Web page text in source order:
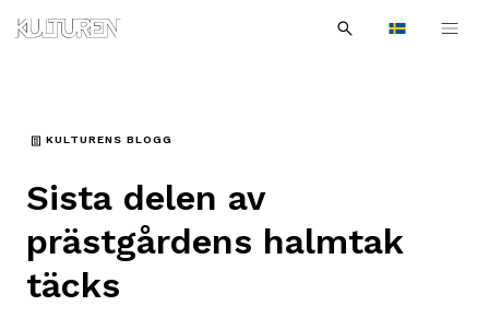
navigationen
innehållet
Languages
efter:
Sök
KULTURENS BLOGG
Sista delen av
prästgårdens halmtak
täcks